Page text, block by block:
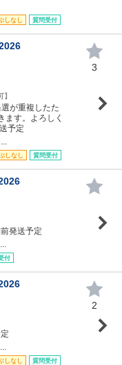
しなし 質問受付
】
が重複したた
ます。よろしく
予定
しなし 質問受付
3
発送予定
付
しなし 質問受付
2